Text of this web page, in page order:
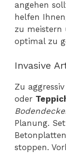
angehen
helfen
zu meistern
optimal zu
Invasive
Zu
oder
Planung.
stoppen.